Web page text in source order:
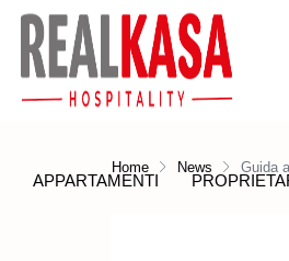
APPARTAMENTI
Home News Guida